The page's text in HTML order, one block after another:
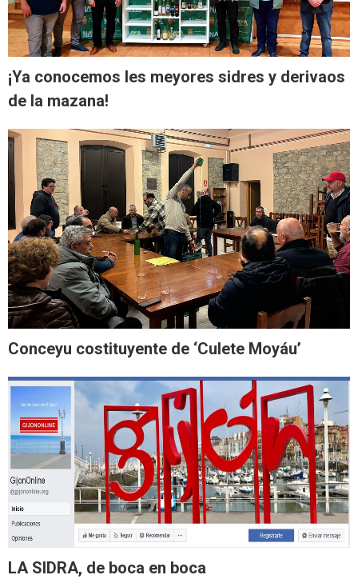
¡Ya conocemos les meyores sidres y derivaos
de la mazana!
Conceyu costituyente de ‘Culete Moyáu’
LA SIDRA, de boca en boca